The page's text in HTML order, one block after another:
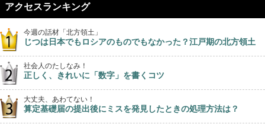
アクセスランキング
今週の話材「北方領土」
じつは日本でもロシアのものでもなかった？江戸期の北方領土
社会人のたしなみ！
正しく、きれいに「数字」を書くコツ
大丈夫、あわてない！
算定基礎届の提出後にミスを発見したときの処理方法は？